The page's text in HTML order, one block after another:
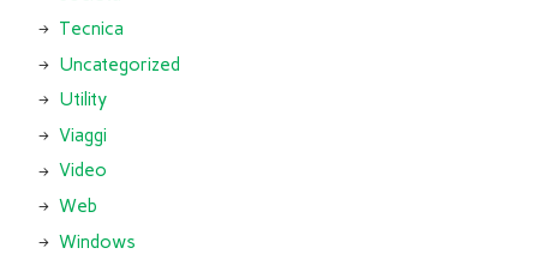
Tecnica
Uncategorized
Utility
Viaggi
Video
Web
Windows